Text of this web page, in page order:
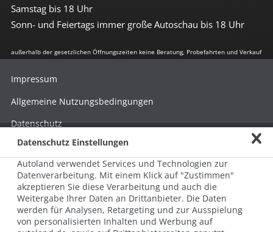
Samstag bis 18 Uhr
Sonn- und Feiertags immer große Autoschau bis 18 Uhr
außerhalb der gesetzlichen Öffnungszeiten keine Beratung, Probefahrten und Verkauf
© 2026 AUTOLAND 24 SE & Co. Betriebs KG
Werner-von-Siemens-Str. 2, 06796 Brehna, Deutschland
Impressum
Allgemeine Nutzungsbedingungen
Datenschutz
Hinweisgebersystem nach HinSchG
Beschwerde nach LkSG
Grundsatzerklärung zum LkSG
Datenschutz Einstellungen
Autoland verwendet Services und Technologien zur
Datenverarbeitung. Mit einem Klick auf "Zustimmen"
akzeptieren Sie diese Verarbeitung und auch die
Weitergabe Ihrer Daten an Drittanbieter. Die Daten
werden für Analysen, Retargeting und zur Ausspielung
von personalisierten Inhalten und Werbung auf